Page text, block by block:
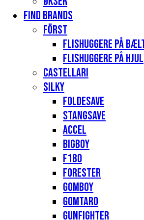
Find Brands
Först
Flishuggere på
Flishuggere på hjul
Castellari
Silky
Foldesave
Stangsave
Accel
Bigboy
F180
Forester
Gomboy
Gomtaro
Gunfighter